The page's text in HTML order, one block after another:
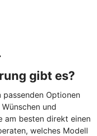
gibt es?
Optionen
und
am besten direkt einen
welches Modell